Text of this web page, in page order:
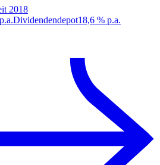
2018
Dividendendepot18,6 % p.a.